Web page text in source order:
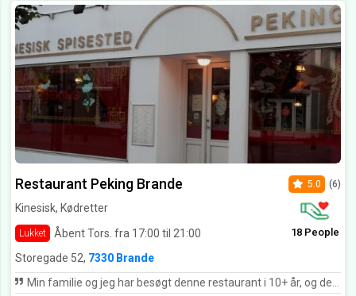
Restaurant Peking Brande
Kinesisk, Kødretter
Lukket Åbent Tors. fra 17:00 til 21:00
5.0 (6)
18 People
Storegade 52, 7330 Brande
Min familie og jeg har besøgt denne restaurant i 10+ år, og de har aldrig skuffet os. Lækkert mad og venligt personale :)